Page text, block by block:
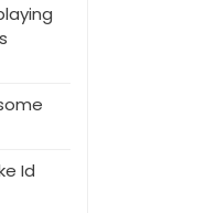
Id